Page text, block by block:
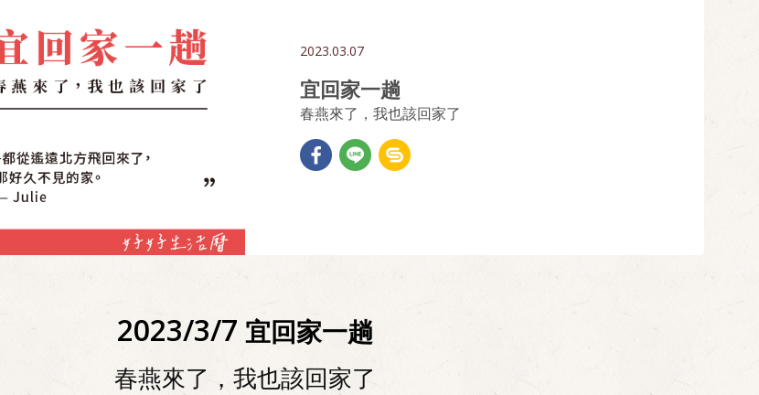
2023.03.07
宜回家一趟
春燕來了，我也該回家了
2023/3/7 宜回家一趟
春燕來了，我也該回家了